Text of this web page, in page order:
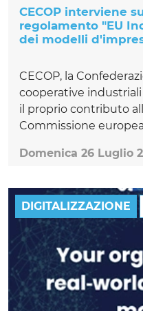
CECOP interviene
regolamento "EU
dei modelli
CECOP, la
cooperative
il proprio contributo
Commissione
Domenica 26 Luglio
DIGITALIZZAZIONE